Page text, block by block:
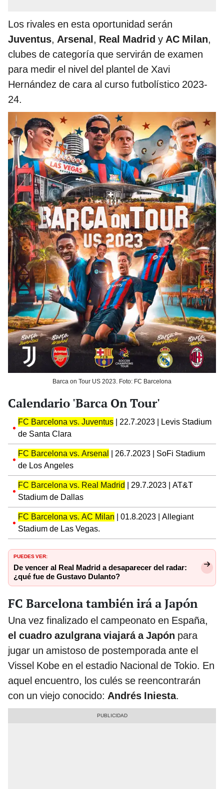
Los rivales en esta oportunidad serán
Juventus, Arsenal, Real Madrid y AC Milan,
clubes de categoría que servirán de examen
para medir el nivel del plantel de Xavi
Hernández de cara al curso futbolístico 2023-
24.
Barca on Tour US 2023. Foto: FC Barcelona
Calendario 'Barca On Tour'
FC Barcelona vs. Juventus | 22.7.2023 | Levis Stadium
de Santa Clara
FC Barcelona vs. Arsenal | 26.7.2023 | SoFi Stadium
de Los Angeles
FC Barcelona vs. Real Madrid | 29.7.2023 | AT&T
Stadium de Dallas
FC Barcelona vs. AC Milan | 01.8.2023 | Allegiant
Stadium de Las Vegas.
PUEDES VER:
De vencer al Real Madrid a desaparecer del radar:
¿qué fue de Gustavo Dulanto?
FC Barcelona también irá a Japón
Una vez finalizado el campeonato en España,
el cuadro azulgrana viajará a Japón para
jugar un amistoso de postemporada ante el
Vissel Kobe en el estadio Nacional de Tokio. En
aquel encuentro, los culés se reencontrarán
con un viejo conocido: Andrés Iniesta.